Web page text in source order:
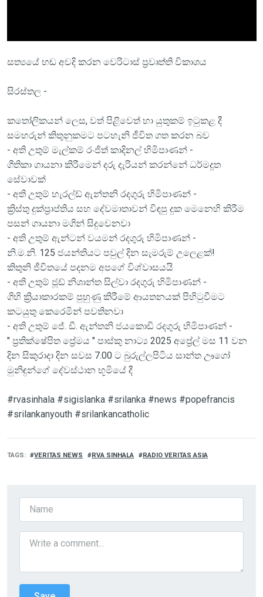
සත්‍යයේ හඬ අවදි කරන වෙරිටාස් ප්‍රවෘත්ති විකාශය
සිරස්තල -
කතෝලිකයන් ලෙස, වත් පිළිවෙත් හා යුතුකම් ඉටුකළ දී
සමහරුන් කිතුනුකමට පටහැනි ජීවිත ගත කරන බව
- අති උතුම් මැල්කම් රංජිත් කාදිනල් හිමිපාණන් -
ගීතිකා ගායනා කිරීමෙන් දරු දැරියන් කරන්නේ ධර්මදූත
සේවාවක්
- අති උතුම් හැරල්ඩ් ඇන්තනි රදගුරු හිමිපාණන් -
ක්‍රිස්තු දුක්ප්‍රාප්තිය සහ දේවමාතාවන් විඳපු දුක මෙනෙහි කිරීම
පසන් ගායනා මගින් සිදුවෙනවා
- අති උතුම් ඇන්ටන් වයමන් රදගුරු හිමිපාණන් -
නි.ම.නි. 125 ජයන්තියට පවුල් දින සැමරුම් උලෙළක්!
කිතුනි ජීවිතයේ පදනම අපගේ විශ්වාසයයි
- අති උතුම් ජූඩ් නිශාන්ත සිල්වා රදගුරු හිමිපාණන් -
ගිහි ක්‍රියාකාරකම් පුහුණු කිරීමේ ආයතනයක් පිහිටුවීමට
කටයුතු කෙරෙමින් පවතිනවා
- අති උතුම් ජේ. ඩී. ඇන්තනි ජයකොඩි රදගුරු හිමිපාණන් -
" ප්‍රතික්ෂේපිත ප්‍රේමය " පාස්කු නාට්‍ය 2025 අප්‍රේල් මස 11 වන
දින සිකුරාදා දින සවස 7.00 ට බුරුල්ලපිටිය සාන්ත ඌගෝ
මුනිඳුන්ගේ දේවස්ථාන භූමියේ දී
#rvasinhala #sigislanka #srilanka #news #popefrancis
#srilankanyouth #srilankancatholic
TAGS VERITAS NEWS RVA SINHALA RADIO VERITAS ASIA